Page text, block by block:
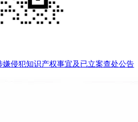
嫌侵犯知识产权事宜及已立案查处公告